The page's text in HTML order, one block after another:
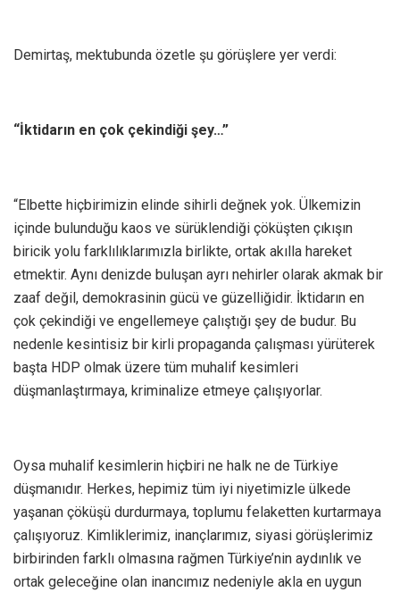
Demirtaş, mektubunda özetle şu görüşlere yer verdi:
“İktidarın en çok çekindiği şey…”
“Elbette hiçbirimizin elinde sihirli değnek yok. Ülkemizin
içinde bulunduğu kaos ve sürüklendiği çöküşten çıkışın
biricik yolu farklılıklarımızla birlikte, ortak akılla hareket
etmektir. Aynı denizde buluşan ayrı nehirler olarak akmak bir
zaaf değil, demokrasinin gücü ve güzelliğidir. İktidarın en
çok çekindiği ve engellemeye çalıştığı şey de budur. Bu
nedenle kesintisiz bir kirli propaganda çalışması yürüterek
başta HDP olmak üzere tüm muhalif kesimleri
düşmanlaştırmaya, kriminalize etmeye çalışıyorlar.
Oysa muhalif kesimlerin hiçbiri ne halk ne de Türkiye
düşmanıdır. Herkes, hepimiz tüm iyi niyetimizle ülkede
yaşanan çöküşü durdurmaya, toplumu felaketten kurtarmaya
çalışıyoruz. Kimliklerimiz, inançlarımız, siyasi görüşlerimiz
birbirinden farklı olmasına rağmen Türkiye’nin aydınlık ve
ortak geleceğine olan inancımız nedeniyle akla en uygun